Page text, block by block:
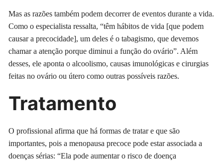
Mas as razões também podem decorrer de eventos durante a vida.
Como o especialista ressalta, “têm hábitos de vida [que podem
causar a precocidade], um deles é o tabagismo, que devemos
chamar a atenção porque diminui a função do ovário”. Além
desses, ele aponta o alcoolismo, causas imunológicas e cirurgias
feitas no ovário ou útero como outras possíveis razões.
Tratamento
O profissional afirma que há formas de tratar e que são
importantes, pois a menopausa precoce pode estar associada a
doenças sérias: “Ela pode aumentar o risco de doença